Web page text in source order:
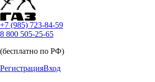
+7 (985) 723-84-59
8 800 505-25-65
(бесплатно по РФ)
РегистрацияВход